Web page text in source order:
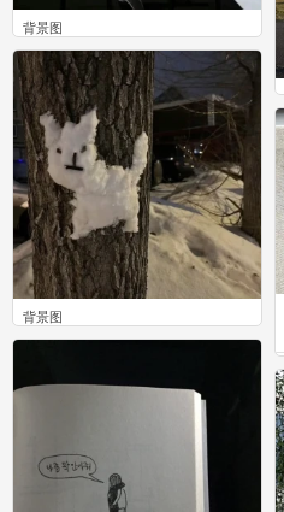
背景图
0
背景图
0